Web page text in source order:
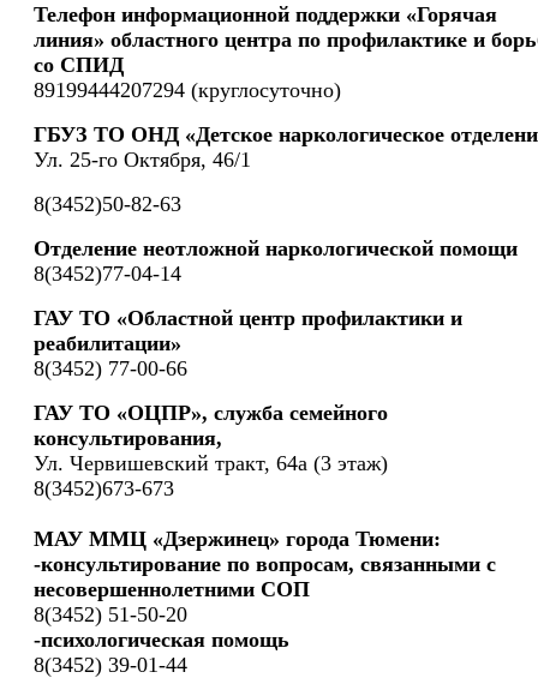
Телефон информационной поддержки «Горячая
линия» областного центра по профилактике и
со СПИД
89199444207294 (круглосуточно)
ГБУЗ ТО ОНД «Детское наркологическое
Ул. 25-го Октября, 46/1
8(3452)50-82-63
Отделение неотложной наркологической помощи
8(3452)77-04-14
ГАУ ТО «Областной центр профилактики и
реабилитации»
8(3452) 77-00-66
ГАУ ТО «ОЦПР», служба семейного
консультирования,
Ул. Червишевский тракт, 64а (3 этаж)
8(3452)673-673
МАУ ММЦ «Дзержинец» города Тюмени:
-консультирование по вопросам, связанными с
несовершеннолетними СОП
8(3452) 51-50-20
-психологическая помощь
8(3452) 39-01-44